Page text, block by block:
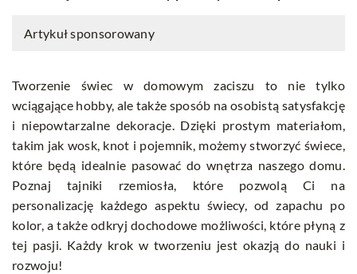
Artykuł sponsorowany
Tworzenie świec w domowym zaciszu to nie tylko
wciągające hobby, ale także sposób na osobistą satysfakcję
i niepowtarzalne dekoracje. Dzięki prostym materiałom,
takim jak wosk, knot i pojemnik, możemy stworzyć świece,
które będą idealnie pasować do wnętrza naszego domu.
Poznaj tajniki rzemiosła, które pozwolą Ci na
personalizację każdego aspektu świecy, od zapachu po
kolor, a także odkryj dochodowe możliwości, które płyną z
tej pasji. Każdy krok w tworzeniu jest okazją do nauki i
rozwoju!